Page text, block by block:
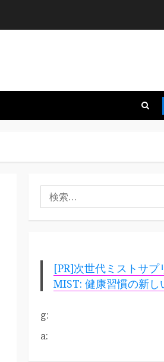
検
索:
[PR]次世代ミストサプ
MIST: 健康習慣の新し
g:
a: